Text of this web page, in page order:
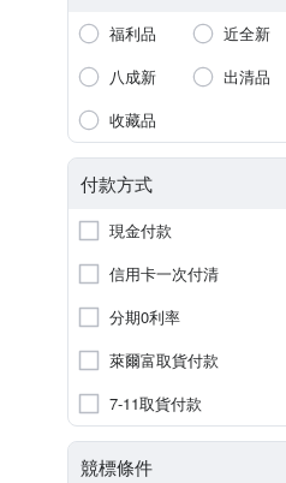
福利品
近全新
八成新
出清品
收藏品
付款方式
現金付款
信用卡一次付清
分期0利率
萊爾富取貨付款
7-11取貨付款
競標條件